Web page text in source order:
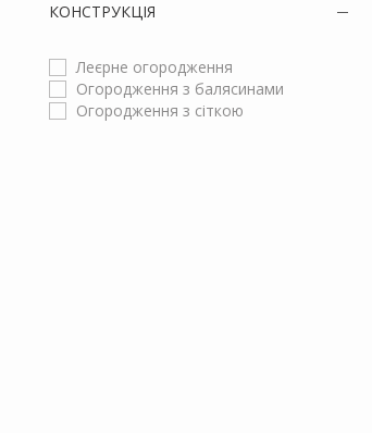
КОНСТРУКЦІЯ
Леєрне огородження
Огородження з балясинами
Огородження з сіткою